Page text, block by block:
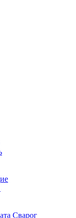
Сварог